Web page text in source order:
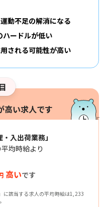
運動不足の解消になる
ハードルが低い
される可能性が高い
高い求人です
入出荷業務」
均時給より
高いです
該当する求人の平均時給は1,233